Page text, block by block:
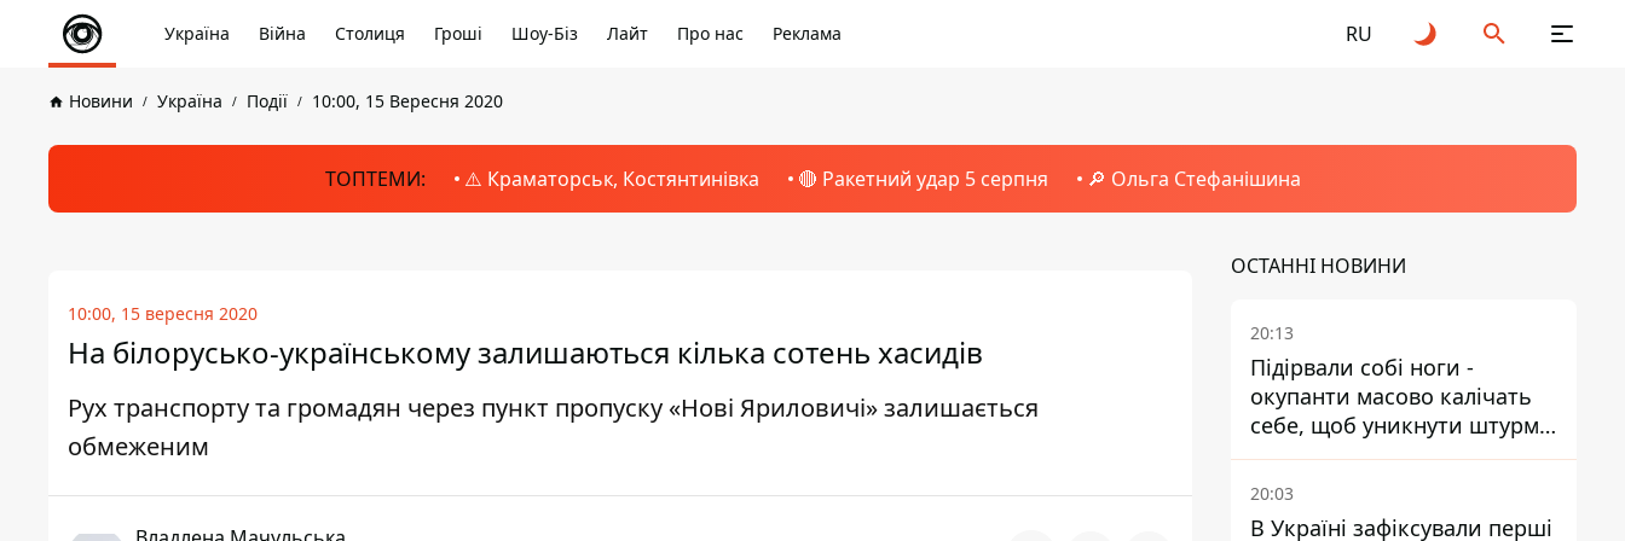
Україна Війна Столиця Гроші Шоу-Біз Лайт Про нас Реклама RU
Новини Україна Події 10:00, 15 Вересня 2020
ТОПТЕМИ: ⚠️ Краматорськ, Костянтинівка 🔴 Ракетний удар 5 серпня 🔎 Ольга Стефанішина
10:00, 15 вересня 2020
На білорусько-українському залишаються кілька сотень хасидів
Рух транспорту та громадян через пункт пропуску «Нові Яриловичі» залишається
обмеженим
ОСТАННІ НОВИНИ
20:13
Підірвали собі ноги -
окупанти масово калічать
себе, щоб уникнути штурмів
- ГУР
20:03
В Україні зафіксували перші